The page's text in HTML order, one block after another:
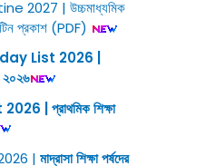
2027 | উচ্চমাধ্যমিক
প্রকাশ (PDF)
List 2026 |
২০২৬
| প্রাথমিক শিক্ষা
| মাদ্রাসা শিক্ষা পর্ষদের